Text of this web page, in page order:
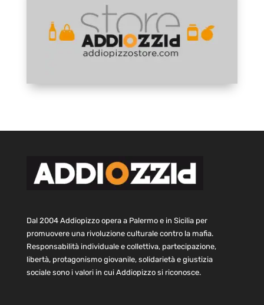
Dal 2004 Addiopizzo opera a Palermo e in Sicilia per
promuovere una rivoluzione culturale contro la mafia.
Responsabilità individuale e collettiva, partecipazione,
libertà, protagonismo giovanile, solidarietà e giustizia
sociale sono i valori in cui Addiopizzo si riconosce.